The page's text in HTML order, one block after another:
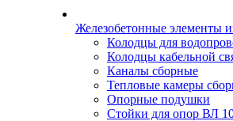
Железобетонные элементы
Колодцы для
Колодцы кабельной
Каналы сборные
Тепловые камеры
Опорные подушки
Стойки для опор ВЛ